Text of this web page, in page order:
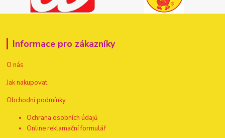
Informace pro zákazníky
O nás
Jak nakupovat
Obchodní podmínky
Ochrana osobních údajů
Online reklamační formulář